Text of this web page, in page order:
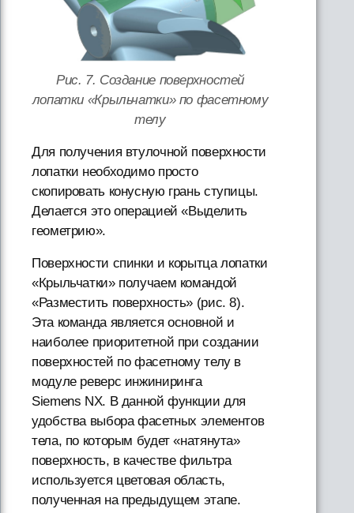
Рис. 7. Создание поверхностей
лопатки «Крыльчатки» по фасетному
телу
Для получения втулочной поверхности
лопатки необходимо просто
скопировать конусную грань ступицы.
Делается это операцией «Выделить
геометрию».
Поверхности спинки и корытца лопатки
«Крыльчатки» получаем командой
«Разместить поверхность» (рис. 8).
Эта команда является основной и
наиболее приоритетной при создании
поверхностей по фасетному телу в
модуле реверс инжиниринга
Siemens NX. В данной функции для
удобства выбора фасетных элементов
тела, по которым будет «натянута»
поверхность, в качестве фильтра
используется цветовая область,
полученная на предыдущем этапе.